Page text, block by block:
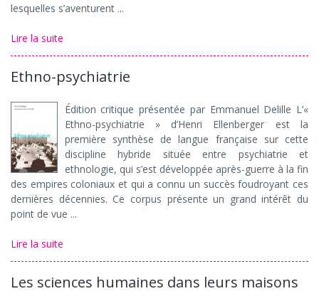
lesquelles s’aventurent ...
Lire la suite
Ethno-psychiatrie
Édition critique présentée par Emmanuel Delille L’«
Ethno-psychiatrie » d’Henri Ellenberger est la
première synthèse de langue française sur cette
discipline hybride située entre psychiatrie et
ethnologie, qui s’est développée après-guerre à la fin
des empires coloniaux et qui a connu un succès foudroyant ces
dernières décennies. Ce corpus présente un grand intérêt du
point de vue ...
Lire la suite
Les sciences humaines dans leurs maisons